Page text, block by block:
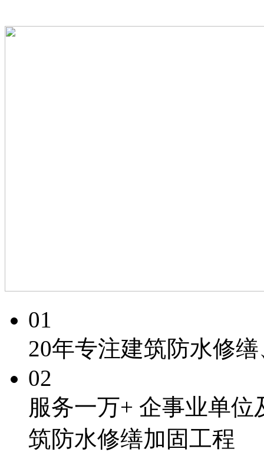
01
20年专注建筑防水修
02
服务一万+ 企事业单位
筑防水修缮加固工程